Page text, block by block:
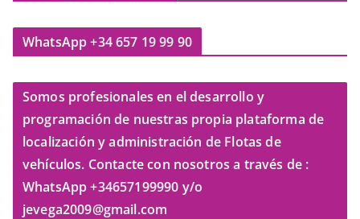
WhatsApp +34 657 19 99 90
Somos profesionales en el desarrollo y
programación de nuestras propia plataforma de
localización y administración de Flotas de
vehículos. Contacte con nosotros a través de :
WhatsApp +34657199990 y/o
jevega2009@gmail.com